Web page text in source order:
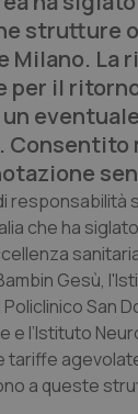
strutture
Milano. La
per il
eventuale
Consentito
responsabilità
che ha
Gesù,
San
e l’Istituto
tariffe
a queste